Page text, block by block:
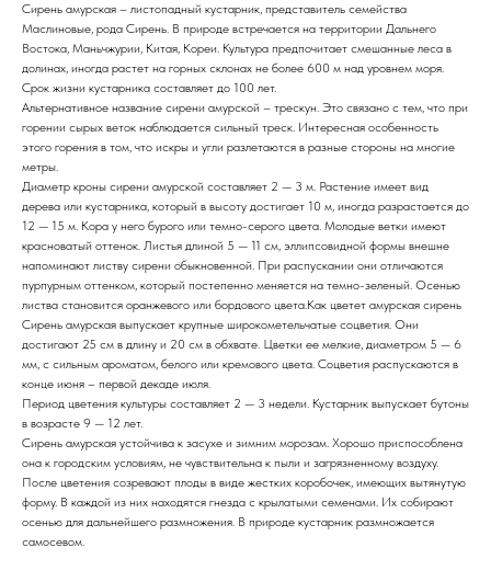
Сирень амурская – листопадный кустарник, представитель семейства
Маслиновые, рода Сирень. В природе встречается на территории Дальнего
Востока, Маньчжурии, Китая, Кореи. Культура предпочитает смешанные леса в
долинах, иногда растет на горных склонах не более 600 м над уровнем моря.
Срок жизни кустарника составляет до 100 лет.
Альтернативное название сирени амурской – трескун. Это связано с тем, что при
горении сырых веток наблюдается сильный треск. Интересная особенность
этого горения в том, что искры и угли разлетаются в разные стороны на многие
метры.
Диаметр кроны сирени амурской составляет 2 — 3 м. Растение имеет вид
дерева или кустарника, который в высоту достигает 10 м, иногда разрастается до
12 — 15 м. Кора у него бурого или темно-серого цвета. Молодые ветки имеют
красноватый оттенок. Листья длиной 5 — 11 см, эллипсовидной формы внешне
напоминают листву сирени обыкновенной. При распускании они отличаются
пурпурным оттенком, который постепенно меняется на темно-зеленый. Осенью
листва становится оранжевого или бордового цвета.Как цветет амурская сирень
Сирень амурская выпускает крупные широкометельчатые соцветия. Они
достигают 25 см в длину и 20 см в обхвате. Цветки ее мелкие, диаметром 5 — 6
мм, с сильным ароматом, белого или кремового цвета. Соцветия распускаются в
конце июня – первой декаде июля.
Период цветения культуры составляет 2 — 3 недели. Кустарник выпускает бутоны
в возрасте 9 — 12 лет.
Сирень амурская устойчива к засухе и зимним морозам. Хорошо приспособлена
она к городским условиям, не чувствительна к пыли и загрязненному воздуху.
После цветения созревают плоды в виде жестких коробочек, имеющих вытянутую
форму. В каждой из них находятся гнезда с крылатыми семенами. Их собирают
осенью для дальнейшего размножения. В природе кустарник размножается
самосевом.